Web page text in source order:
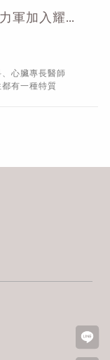
軍加入耀眼
心臟專長醫師
有一種特質